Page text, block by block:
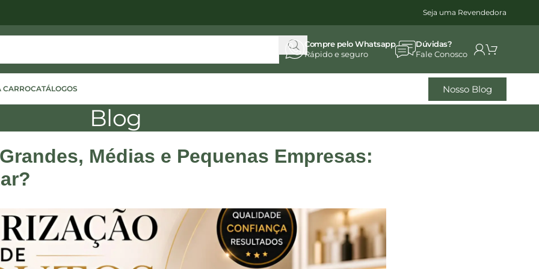
Seja uma Revendedora
Compre pelo Whatsapp
Rápido e seguro
Dúvidas?
Fale Conosco
CARROCATÁLOGOS Nosso Blog
Blog
Médias e Pequenas Empresas: